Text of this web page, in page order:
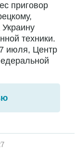
приговор
техники.
июля, Центр